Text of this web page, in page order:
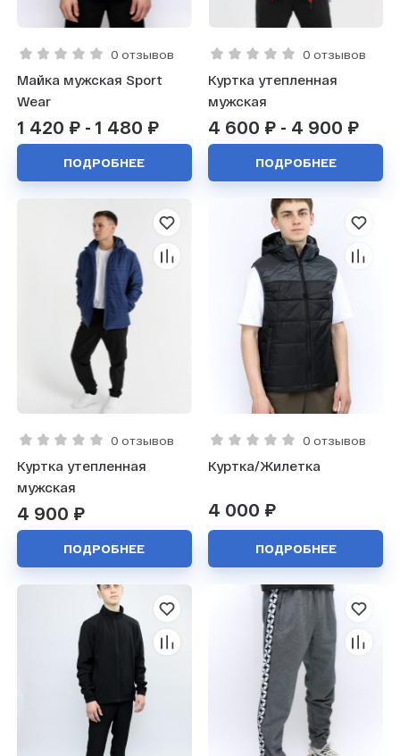
0 отзывов
Майка мужская Sport
Wear
1 420 ₽ - 1 480 ₽
ПОДРОБНЕЕ
0 отзывов
Куртка утепленная
мужская
4 600 ₽ - 4 900 ₽
ПОДРОБНЕЕ
0 отзывов
Куртка утепленная
мужская
4 900 ₽
ПОДРОБНЕЕ
0 отзывов
Куртка/Жилетка
4 000 ₽
ПОДРОБНЕЕ